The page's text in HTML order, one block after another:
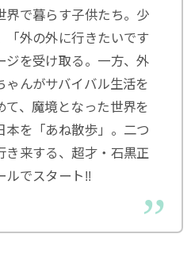
界で暮らす子供たち。少
「外の外に行きたいです
ジを受け取る。一方、外
ゃんがサバイバル生活を
て、魔境となった世界を
本を「あね散歩」。二つ
き来する、超才・石黒正
ルでスタート!!